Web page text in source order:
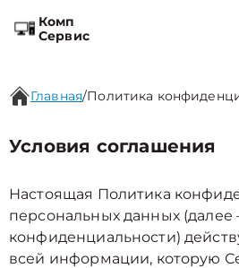
Комп
Сервис
Главная/Политика
Условия соглашения
Настоящая Политика
персональных данных (далее
конфиденциальности)
всей информации, которую